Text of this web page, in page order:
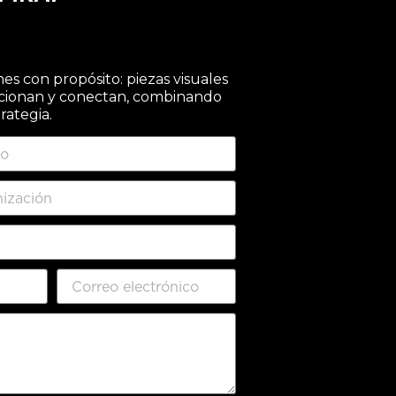
con propósito: piezas visuales
y conectan, combinando